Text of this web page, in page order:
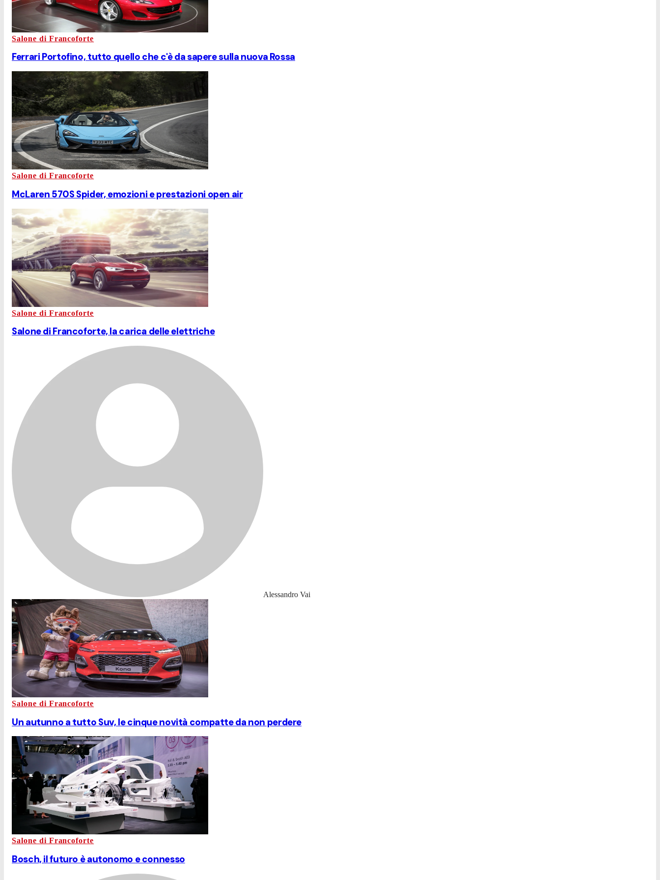
Salone di Francoforte
Ferrari Portofino, tutto quello che c'è da sapere sulla nuova Rossa
Salone di Francoforte
McLaren 570S Spider, emozioni e prestazioni open air
Salone di Francoforte
Salone di Francoforte, la carica delle elettriche
Alessandro Vai
Salone di Francoforte
Un autunno a tutto Suv, le cinque novità compatte da non perdere
Salone di Francoforte
Bosch, il futuro è autonomo e connesso